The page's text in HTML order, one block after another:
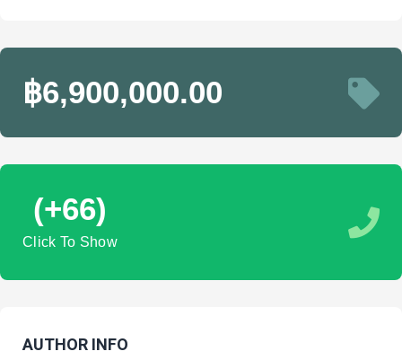
฿6,900,000.00
(+66)
Click To Show
AUTHOR INFO